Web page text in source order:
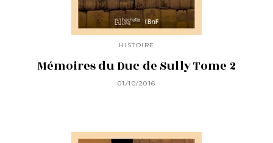
HISTOIRE
Mémoires du Duc de Sully Tome 2
01/10/2016